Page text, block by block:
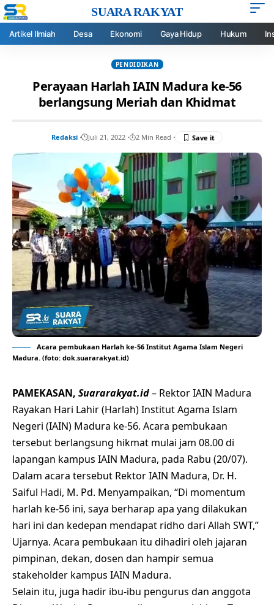
SUARA RAKYAT
Artikel Ilmiah Desa Ekonomi Gaya Hidup Hukum
PENDIDIKAN
Perayaan Harlah IAIN Madura ke-56
berlangsung Meriah dan Khidmat
Redaksi Juli 21, 2022 2 Min Read
Acara pembukaan Harlah ke-56 Institut Agama Islam Negeri
Madura. (foto: dok.suararakyat.id)
PAMEKASAN, Suararakyat.id– Rektor IAIN Madura
Rayakan Hari Lahir (Harlah) Institut Agama Islam
Negeri (IAIN) Madura ke-56. Acara pembukaan
tersebut berlangsung hikmat mulai jam 08.00 di
lapangan kampus IAIN Madura, pada Rabu (20/07).
Dalam acara tersebut Rektor IAIN Madura, Dr. H.
Saiful Hadi, M. Pd. Menyampaikan, “Di momentum
harlah ke-56 ini, saya berharap apa yang dilakukan
hari ini dan kedepan mendapat ridho dari Allah SWT,”
Ujarnya. Acara pembukaan itu dihadiri oleh jajaran
pimpinan, dekan, dosen dan hampir semua
stakeholder kampus IAIN Madura.
Selain itu, juga hadir ibu-ibu pengurus dan anggota